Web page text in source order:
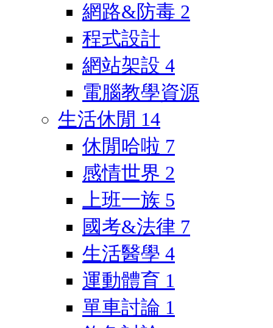
網路&防毒 2
程式設計
網站架設 4
電腦教學資源
生活休閒 14
休閒哈啦 7
感情世界 2
上班一族 5
國考&法律 7
生活醫學 4
運動體育 1
單車討論 1